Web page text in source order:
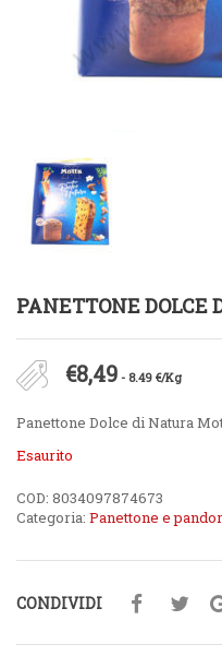
PANETTONE DOLCE
€8,49 - 8.49 €/Kg
Panettone Dolce di Natura
Esaurito
COD: 8034097874673
Categoria: Panettone e
CONDIVIDI